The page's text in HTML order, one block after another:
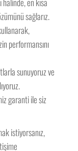
sağlarız.
performansını
sunuyoruz ve
garanti ile siz
istiyorsanız,